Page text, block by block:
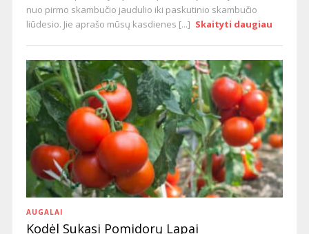
nuo pirmo skambučio jaudulio iki paskutinio skambučio
liūdesio. Jie aprašo mūsų kasdienes [...] Skaityti daugiau
AUGALAI
Kodėl Sukasi Pomidorų Lapai